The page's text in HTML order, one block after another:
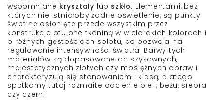
wspomniane kryształy lub szkło. Elementami, bez
których nie istniałoby żadne oświetlenie, są punkty
świetlne osłonięte przede wszystkim przez
konstrukcje otulone tkaniną w wielorakich kolorach i
o różnych gęstościach splotu, co pozwala na
regulowanie intensywności światła. Barwy tych
materiałów są dopasowane do szykownych,
majestatycznych złotych czy mosiężnych opraw i
charakteryzują się stonowaniem i klasą, dlatego
spotkamy tutaj rozmaite odcienie bieli, beżu, srebra
czy czerni.